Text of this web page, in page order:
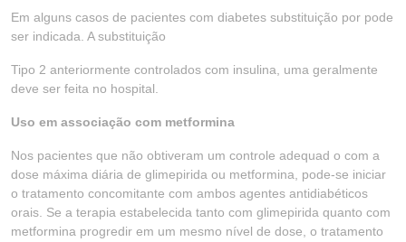
Em alguns casos de pacientes com diabetes substituição por pode
ser indicada. A substituição
Tipo 2 anteriormente controlados com insulina, uma geralmente
deve ser feita no hospital.
Uso em associação com metformina
Nos pacientes que não obtiveram um controle adequad o com a
dose máxima diária de glimepirida ou metformina, pode-se iniciar
o tratamento concomitante com ambos agentes antidiabéticos
orais. Se a terapia estabelecida tanto com glimepirida quanto com
metformina progredir em um mesmo nível de dose, o tratamento